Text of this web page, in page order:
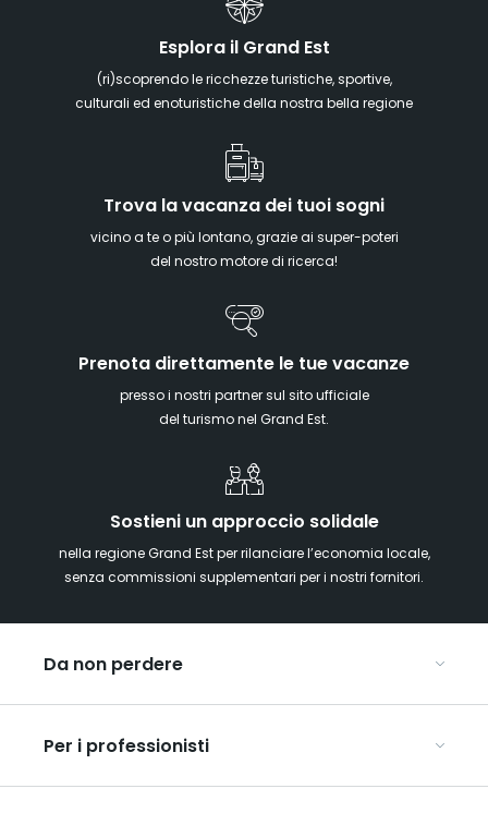
Esplora il Grand Est
(ri)scoprendo le ricchezze turistiche, sportive,
culturali ed enoturistiche della nostra bella regione
Trova la vacanza dei tuoi sogni
vicino a te o più lontano, grazie ai super-poteri
del nostro motore di ricerca!
Prenota direttamente le tue vacanze
presso i nostri partner sul sito ufficiale
del turismo nel Grand Est.
Sostieni un approccio solidale
nella regione Grand Est per rilanciare l’economia locale,
senza commissioni supplementari per i nostri fornitori.
Da non perdere
Alsazia
Ardenne
Per i professionisti